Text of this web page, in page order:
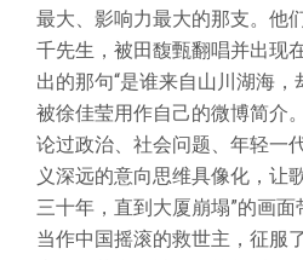
最大、影响力最大的那支。他
千先生，被田馥甄翻唱并出现
出的那句“是谁来自山川湖海，
被徐佳莹用作自己的微博简介
论过政治、社会问题、年轻一
义深远的意向思维具像化，让
三十年，直到大厦崩塌”的画
当作中国摇滚的救世主，征服